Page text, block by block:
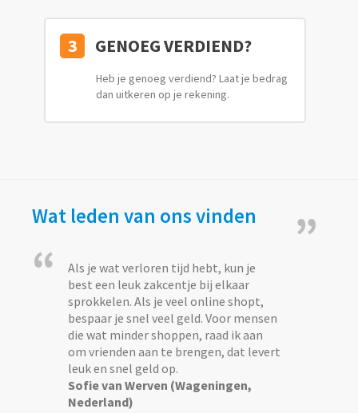
3 GENOEG VERDIEND?
Heb je genoeg verdiend? Laat je bedrag
dan uitkeren op je rekening.
Wat leden van ons vinden
“
Als je wat verloren tijd hebt, kun je
best een leuk zakcentje bij elkaar
sprokkelen. Als je veel online shopt,
bespaar je snel veel geld. Voor mensen
die wat minder shoppen, raad ik aan
om vrienden aan te brengen, dat levert
leuk en snel geld op.
Sofie van Werven (Wageningen,
Nederland)
”